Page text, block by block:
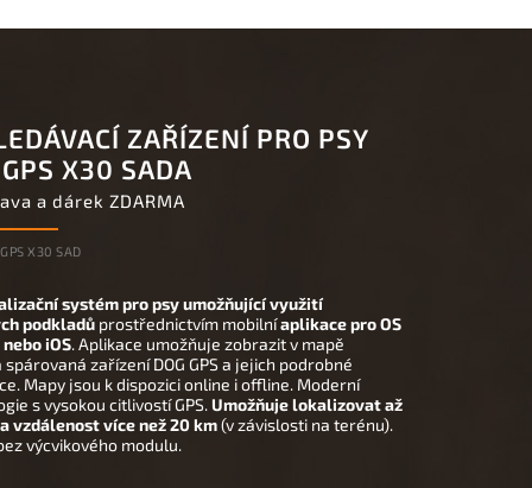
ZAŘÍZENÍ PRO PSY
X30 SADA
a dárek ZDARMA
X30 SAD
systém pro psy umožňující využití
podkladůprostřednictvím mobilníaplikace pro OS
iOS. Aplikace umožňuje zobrazit v mapě
spárovaná zařízení DOG GPS a jejich podrobné
Mapy jsou k dispozici online i offline. Moderní
s vysokou citlivostí GPS.Umožňuje lokalizovat až
vzdálenost více než 20 km(v závislosti na terénu).
výcvikového modulu.